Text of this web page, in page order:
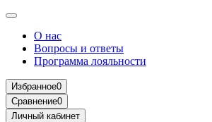
О нас
Вопросы и ответы
Программа лояльности
Избранное0
Сравнение0
Личный кабинет